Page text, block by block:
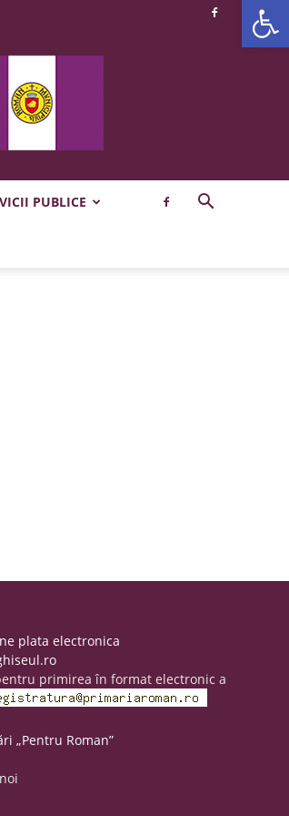
PUBLICE
plata electronica
primirea în format electronic a
„Pentru Roman”